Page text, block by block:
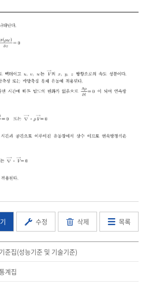
수정 삭제 목록
준집(성능기준 및 기술기준)
계집